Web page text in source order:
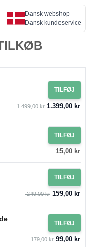
Dansk webshop
Dansk kundeservice
TILFØJ
1.499,00 kr1.399,00 kr
TILFØJ
15,00 kr
TILFØJ
249,00 kr159,00 kr
TILFØJ
179,00 kr99,00 kr